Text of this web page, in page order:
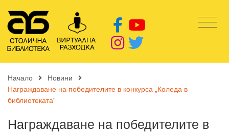
Начало
Новини
Награждаване на победителите в конкурса „Коледа в
библиотеката“
Награждаване на победителите в